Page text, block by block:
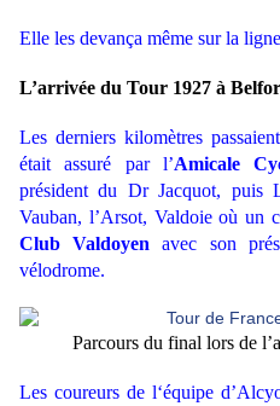
Elle les devança même sur la
L’arrivée du Tour 1927 à
Les derniers kilomètres
était assuré par l’Amicale
président du Dr Jacquot, puis
Vauban, l’Arsot, Valdoie où un
Club Valdoyen avec son
vélodrome.
Parcours du final lors de
Les coureurs de l‘équipe